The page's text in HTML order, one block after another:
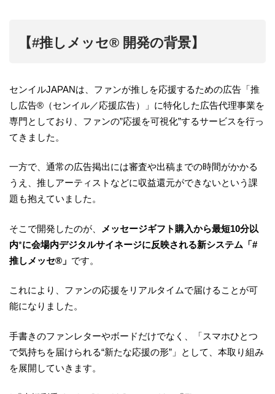
【#推しメッセ®︎ 開発の背景】
センイルJAPANは、ファンが推しを応援するための広告「推
し広告®︎（センイル／応援広告）」に特化した広告代理事業を
専門としており、ファンの”応援を可視化”するサービスを行っ
てきました。
一方で、通常の広告掲出には審査や出稿までの時間がかかる
うえ、推しアーティストなどに収益還元ができないという課
題も抱えていました。
そこで開発したのが、
メッセージギフト購入から最短10分以
内*に会場内デジタルサイネージに反映される新システム「#
推しメッセ®︎」 です。
これにより、ファンの応援をリアルタイムで届けることが可
能になりました。
手書きのファンレターやボードだけでなく、「スマホひとつ
で気持ちを届けられる“新たな応援の形”」として、本取り組み
を展開していきます。